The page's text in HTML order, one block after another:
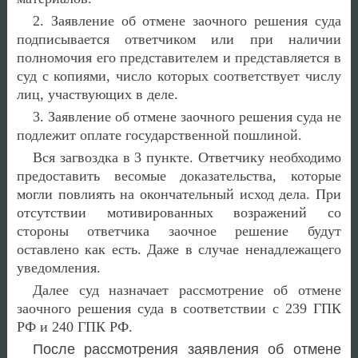
2. Заявление об отмене заочного решения суда
подписывается ответчиком или при наличии
полномочия его представителем и представляется в
суд с копиями, число которых соответствует числу
лиц, участвующих в деле.
3. Заявление об отмене заочного решения суда не
подлежит оплате государственной пошлиной.
Вся загвоздка в 3 пункте. Ответчику необходимо
предоставить весомые доказательства, которые
могли повлиять на окончательный исход дела. При
отсутствии мотивированных возражений со
стороны ответчика заочное решение будут
оставлено как есть. Даже в случае ненадлежащего
уведомления.
Далее суд назначает рассмотрение об отмене
заочного решения суда в соответствии с 239 ГПК
РФ и 240 ГПК РФ.
После рассмотрения заявления об отмене